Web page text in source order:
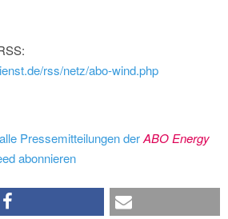
rss/netz/abo-wind.php
Pressemitteilungen derABO Energy
abonnieren